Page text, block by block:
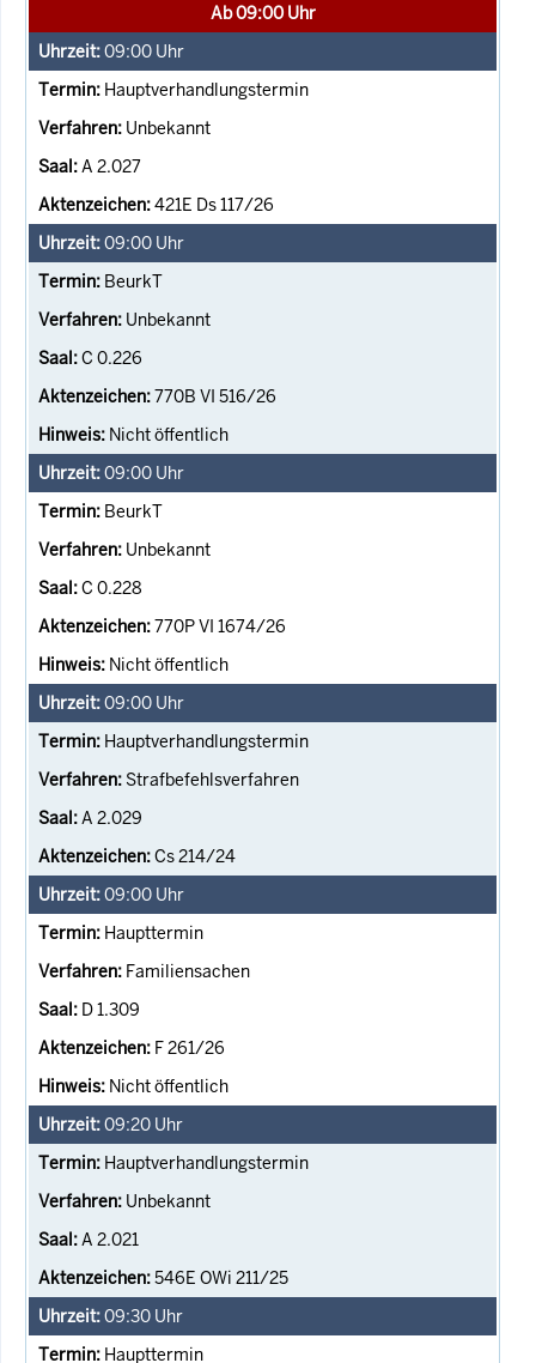
Ab 09:00 Uhr
09:00 Uhr
Hauptverhandlungstermin
Unbekannt
A 2.027
421E Ds 117/26
09:00 Uhr
BeurkT
Unbekannt
C 0.226
770B VI 516/26
Nicht öffentlich
09:00 Uhr
BeurkT
Unbekannt
C 0.228
770P VI 1674/26
Nicht öffentlich
09:00 Uhr
Hauptverhandlungstermin
Strafbefehlsverfahren
A 2.029
Cs 214/24
09:00 Uhr
Haupttermin
Familiensachen
D 1.309
F 261/26
Nicht öffentlich
09:20 Uhr
Hauptverhandlungstermin
Unbekannt
A 2.021
546E OWi 211/25
09:30 Uhr
Haupttermin